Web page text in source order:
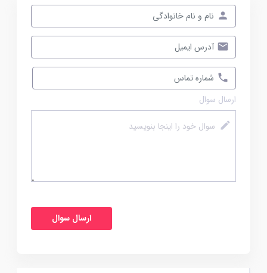
ارسال سوال